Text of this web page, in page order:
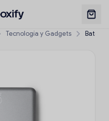
Tecnología y Gadgets Batería